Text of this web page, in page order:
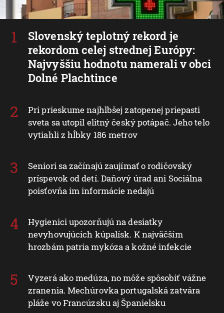
Slovenský teplotný rekord je
rekordom celej strednej Európy:
Najvyššiu hodnotu namerali v obci
Dolné Plachtince
Pri prieskume najhlbšej zatopenej priepasti
sveta sa utopil elitný český potápač. Jeho telo
vytiahli z hĺbky 186 metrov
Seniori sa začínajú zaujímať o rodičovský
príspevok od detí. Daňový úrad ani Sociálna
poisťovňa im informácie nedajú
Hygienici upozorňujú na desiatky
nevyhovujúcich kúpalísk. K najväčším
hrozbám patria mykóza a kožné infekcie
Vyzerá ako medúza, no môže spôsobiť vážne
zranenia. Mechúrovka portugalská zatvára
pláže vo Francúzsku aj Španielsku